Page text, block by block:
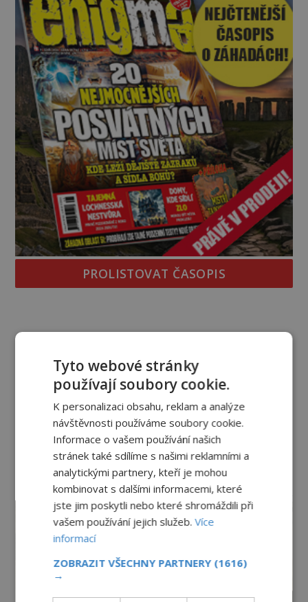
PROLISTOVAT ČASOPIS
reklama
Tyto webové stránky
používají soubory cookie.
K personalizaci obsahu, reklam a analýze
návštěvnosti používáme soubory cookie.
Informace o vašem používání našich
stránek také sdílíme s našimi reklamními a
analytickými partnery, kteří je mohou
kombinovat s dalšími informacemi, které
jste jim poskytli nebo které shromáždili při
vašem používání jejich služeb.Více
informací
ZOBRAZIT VŠECHNY PARTNERY (1616)
→